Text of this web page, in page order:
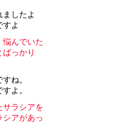
したよ
すよ
悩んでいた
っかり
ね。
よ。
サラシアを
シアがあっ